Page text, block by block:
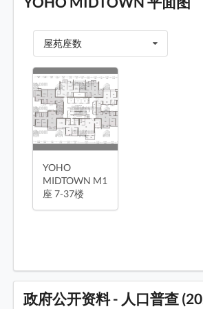
屋苑座数
YOHO MIDTOWN M1座 6楼 平
YOHO MIDTOWN M1座 7-37楼
YOHO MIDTOWN M1座 38楼 平
YOHO MIDTOWN M1座 39楼 平
YOHO MIDTOWN M1座 39楼 平
YOHO MIDTOWN M1座 39楼 平
YOHO
MIDTOWN M1
座 7-37楼
政府公开资料 - 人口普查